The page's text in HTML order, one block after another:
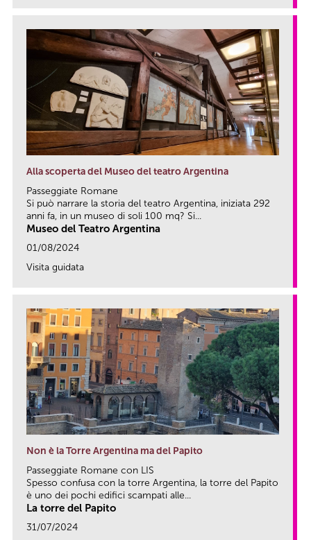
Alla scoperta del Museo del teatro Argentina
Passeggiate Romane
Si può narrare la storia del teatro Argentina, iniziata 292
anni fa, in un museo di soli 100 mq? Si...
Museo del Teatro Argentina
01/08/2024
Visita guidata
Non è la Torre Argentina ma del Papito
Passeggiate Romane con LIS
Spesso confusa con la torre Argentina, la torre del Papito
è uno dei pochi edifici scampati alle...
La torre del Papito
31/07/2024